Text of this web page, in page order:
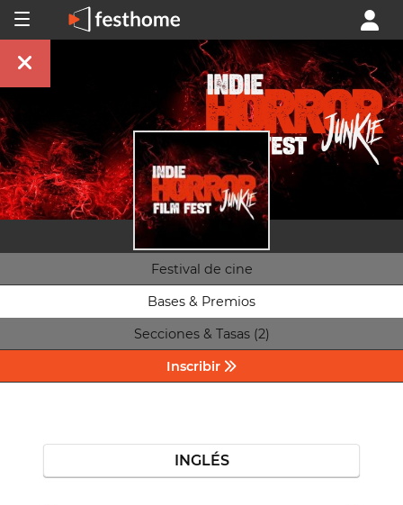
Festival de cine
Bases & Premios
Secciones & Tasas (2)
Inscribir
INGLÉS